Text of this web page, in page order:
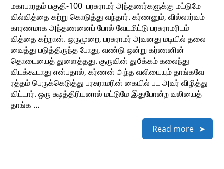
மகாபாரதம் பகுதி-100 ​ பரசுராமர் அந்தணர்களுக்கு மட்டுமே
வில்வித்தை கற்று கொடுத்து வந்தார். கர்ணனும், வில்லார்வம்
காரணமாக அந்தணனைப் போல் வேடமிட்டு பரசுராமரிடம்
வித்தை கற்றான். ஒருமுறை, பரசுராமர் அவனது மடியில் தலை
வைத்து படுத்திருந்த போது, வண்டு ஒன்று கர்ணனின்
தொடையைத் துளைத்தது. குருவின் துõக்கம் கலைந்து
விடக்கூடாது என்பதால், கர்ணன் அந்த வலியையும் தாங்கவே
ரத்தம் பெருக்கெடுத்து பரசுராமரின் கையில் பட அவர் விழித்து
விட்டார். ஒரு க்ஷத்திரியனால் மட்டுமே இதுபோன்ற வலியைத்
தாங்க …
Read more